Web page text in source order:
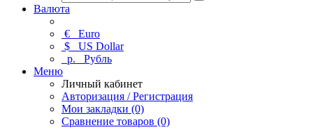
Валюта
€ Euro
$ US Dollar
р. Рубль
Меню
Личный кабинет
Авторизация / Регистрация
Мои закладки (0)
Сравнение товаров (0)